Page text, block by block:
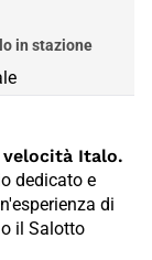
in stazione
Italo.
dedicato e
di
il Salotto